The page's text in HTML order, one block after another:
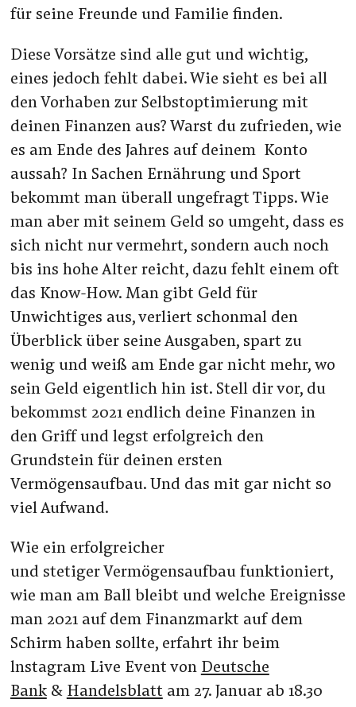
für seine Freunde und Familie finden.
Diese Vorsätze sind alle gut und wichtig,
eines jedoch fehlt dabei. Wie sieht es bei all
den Vorhaben zur Selbstoptimierung mit
deinen Finanzen aus? Warst du zufrieden, wie
es am Ende des Jahres auf deinem Konto
aussah? In Sachen Ernährung und Sport
bekommt man überall ungefragt Tipps. Wie
man aber mit seinem Geld so umgeht, dass es
sich nicht nur vermehrt, sondern auch noch
bis ins hohe Alter reicht, dazu fehlt einem oft
das Know-How. Man gibt Geld für
Unwichtiges aus, verliert schonmal den
Überblick über seine Ausgaben, spart zu
wenig und weiß am Ende gar nicht mehr, wo
sein Geld eigentlich hin ist. Stell dir vor, du
bekommst 2021 endlich deine Finanzen in
den Griff und legst erfolgreich den
Grundstein für deinen ersten
Vermögensaufbau. Und das mit gar nicht so
viel Aufwand.
Wie ein erfolgreicher
und stetiger Vermögensaufbau funktioniert,
wie man am Ball bleibt und welche Ereignisse
man 2021 auf dem Finanzmarkt auf dem
Schirm haben sollte, erfahrt ihr beim
lnstagram Live Event von Deutsche
Bank& Handelsblatt am 27. Januar ab 18.30